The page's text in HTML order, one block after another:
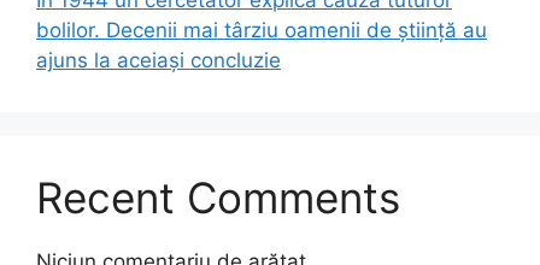
bolilor. Decenii mai târziu oamenii de știință au
ajuns la aceiași concluzie
Recent Comments